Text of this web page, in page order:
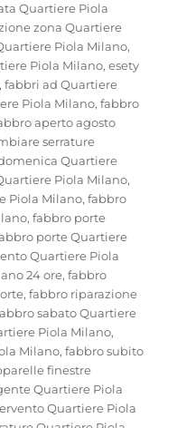
Quartiere Piola
zona Quartiere
Piola Milano,
Piola Milano,esety
,fabbri ad Quartiere
Piola Milano,fabbro
aperto agosto
serrature
Quartiere
Piola Milano,
Piola Milano,fabbro
,fabbro porte
porte Quartiere
Quartiere Piola
24 ore,fabbro
,fabbro riparazione
sabato Quartiere
Piola Milano,
Milano,fabbro subito
finestre
Quartiere Piola
Quartiere Piola